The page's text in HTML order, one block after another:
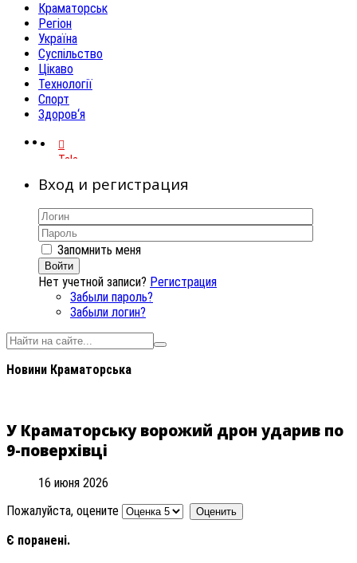
Краматорськ
Регіон
Україна
Суспільство
Цікаво
Технології
Спорт
Здоров‘я
Telegram
Вход и регистрация
Запомнить меня
Войти
Нет учетной записи? Регистрация
Забыли пароль?
Забыли логин?
Новини Краматорська
У Краматорську ворожий дрон ударив по
9-поверхівці
16 июня 2026
Пожалуйста, оцените
Є поранені.